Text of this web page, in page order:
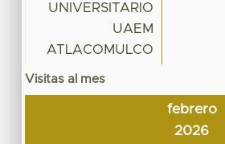
UNIVERSITARIO
UAEM
ATLACOMULCO
Visitas al mes
febrero
2026